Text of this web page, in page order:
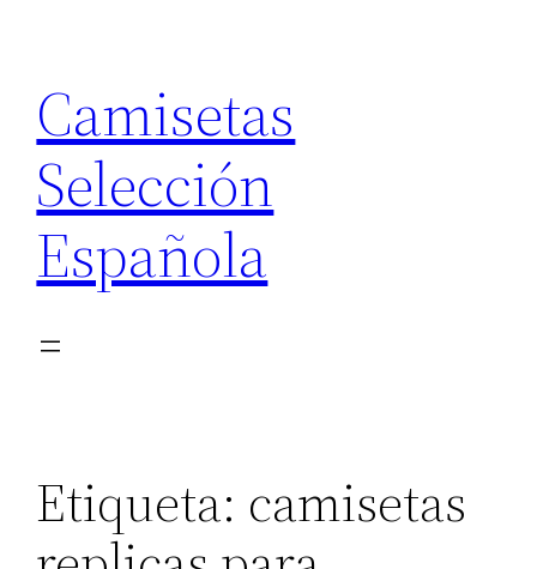
contenido
Camisetas
Selección
Española
Etiqueta: camisetas